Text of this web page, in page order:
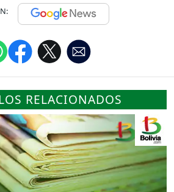
RELACIONADOS